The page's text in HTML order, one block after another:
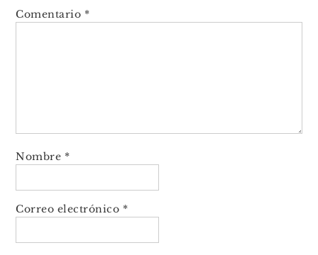
Stars
4
Stars
3
Stars
2
Stars
1
Star
Comentario *
Nombre *
Correo electrónico *